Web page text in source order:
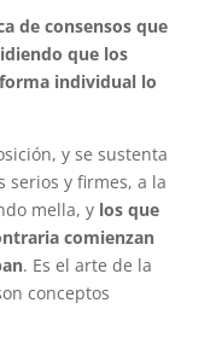
de consensos que
que los
individual lo
y se sustenta
serios y firmes, a la
mella, y los que
comienzan
. Es el arte de la
conceptos